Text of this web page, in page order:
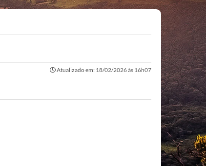
Atualizado em: 18/02/2026 às 16h07